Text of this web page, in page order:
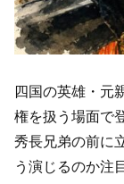
四国の英雄・元
権を扱う場面で
秀長兄弟の前に
う演じるのか注